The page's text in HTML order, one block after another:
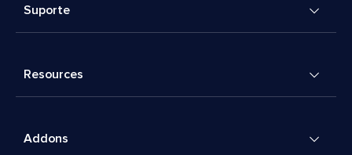
Suporte
Resources
Addons